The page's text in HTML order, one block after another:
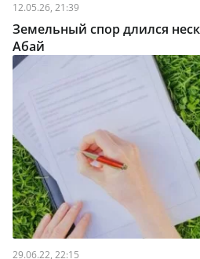
12.05.26, 21:39
Земельный спор длился
Абай
29.06.22, 22:15